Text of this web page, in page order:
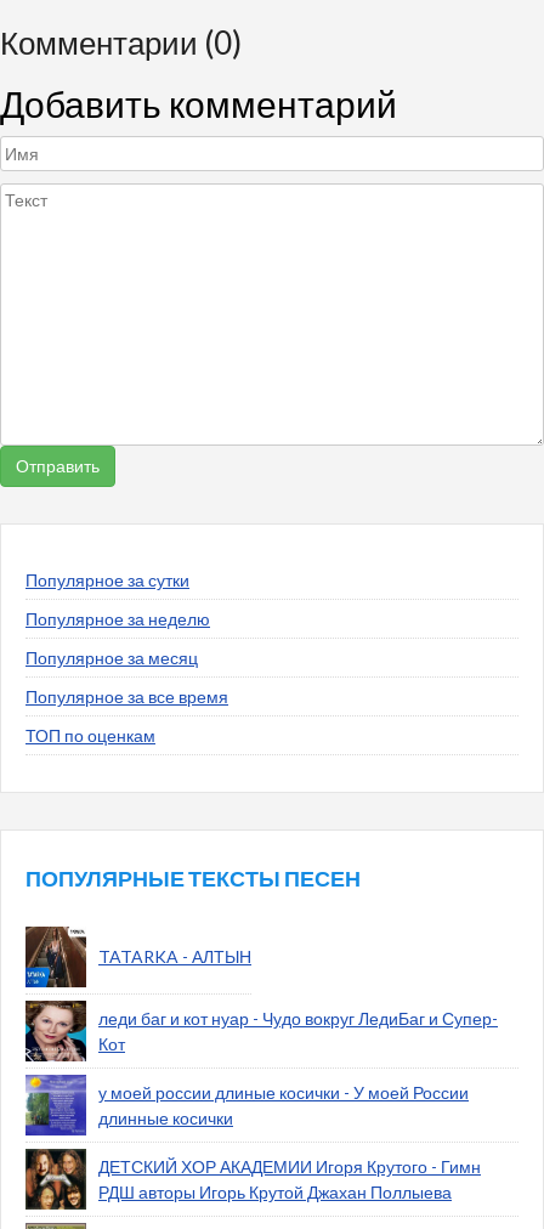
Комментарии (0)
Добавить комментарий
Популярное за сутки
Популярное за неделю
Популярное за месяц
Популярное за все время
ТОП по оценкам
ПОПУЛЯРНЫЕ ТЕКСТЫ ПЕСЕН
TATARKA - АЛТЫН
леди баг и кот нуар - Чудо вокруг ЛедиБаг и Супер-
Кот
у моей россии длиные косички - У моей России
длинные косички
ДЕТСКИЙ ХОР АКАДЕМИИ Игоря Крутого - Гимн
РДШ авторы Игорь Крутой Джахан Поллыева